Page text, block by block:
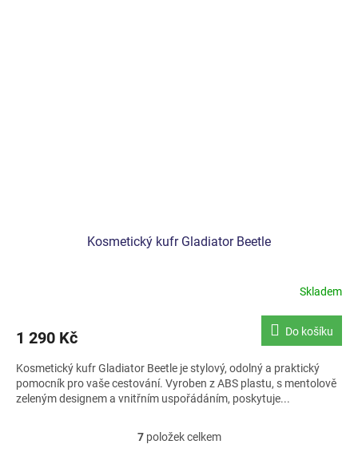
Kosmetický kufr Gladiator Beetle
Skladem
1 290 Kč Do košíku
Kosmetický kufr Gladiator Beetle je stylový, odolný a praktický
pomocník pro vaše cestování. Vyroben z ABS plastu, s mentolově
zeleným designem a vnitřním uspořádáním, poskytuje...
O
7položek celkem